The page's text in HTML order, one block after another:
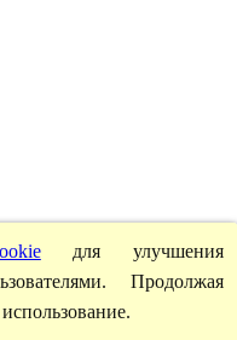
для улучшения
Продолжая